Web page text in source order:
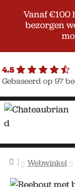
Vanaf €100
bezorgen
4.5
Gebaseerd op 97
Ga
door
naar
navigatie
Ga
naar
de
inhoud
Home
Webwinkel